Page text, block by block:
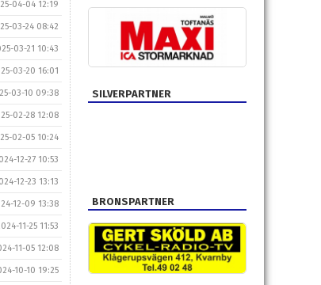
04-04 12:19
03-24 08:42
03-21 10:43
03-20 16:01
03-10 09:38
02-28 12:08
02-05 10:24
12-27 10:53
12-23 13:13
12-09 13:38
11-25 11:53
11-05 12:08
10-10 19:25
SILVERPARTNER
BRONSPARTNER